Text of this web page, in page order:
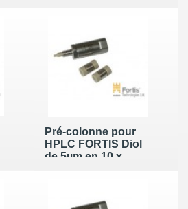
Pré-colonne pour
HPLC FORTIS Diol
de 5µm en 10 x